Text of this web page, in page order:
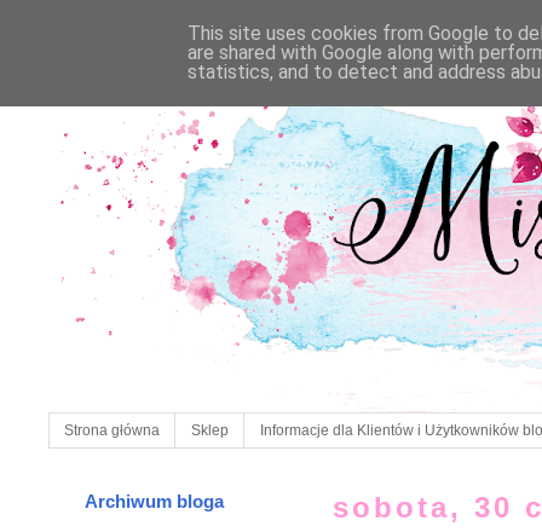
Strona główna Sklep Informacje dla Klientów i Użytkowników
sobota, 30
Archiwum bloga
This site uses cookies from Google to
are shared with Google along with
statistics, and to detect and address